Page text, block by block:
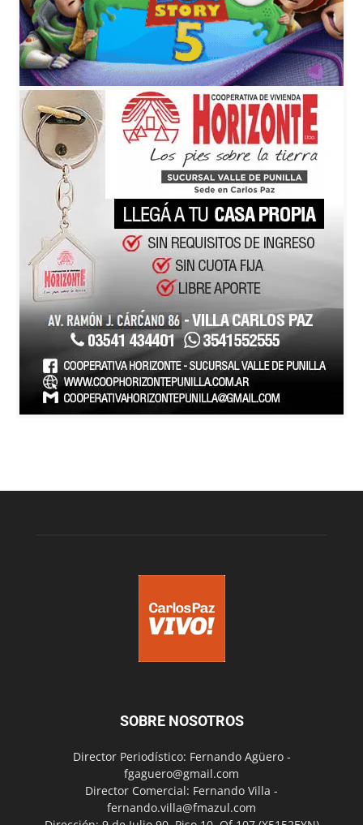
SOBRE NOSOTROS
Director Periodístico: Fernando Agüero -
fgaguero@gmail.com
Director Comercial: Fernando Villa -
fernando.villa@fmazul.com